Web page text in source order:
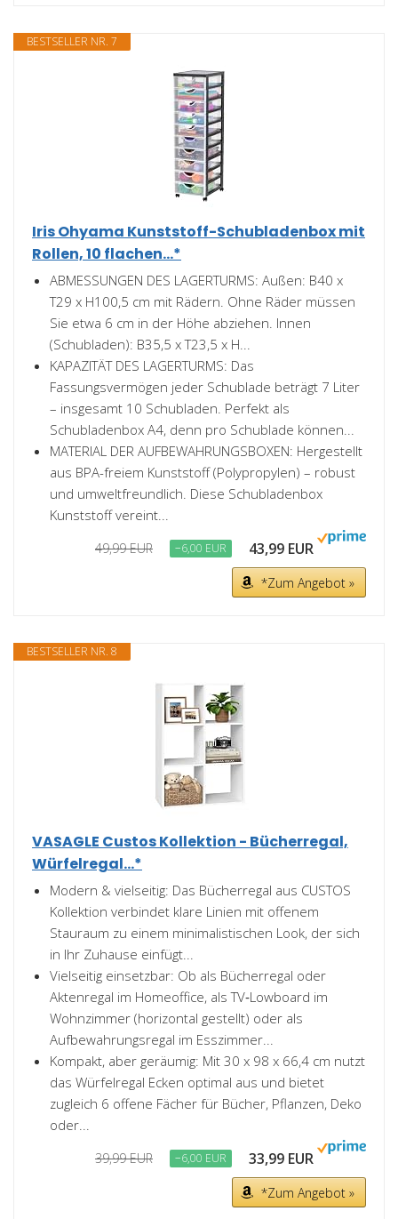
BESTSELLER NR. 7
Iris Ohyama Kunststoff-Schubladenbox mit
Rollen, 10 flachen...*
ABMESSUNGEN DES LAGERTURMS: Außen: B40 x
T29 x H100,5 cm mit Rädern. Ohne Räder müssen
Sie etwa 6 cm in der Höhe abziehen. Innen
(Schubladen): B35,5 x T23,5 x H...
KAPAZITÄT DES LAGERTURMS: Das
Fassungsvermögen jeder Schublade beträgt 7 Liter
– insgesamt 10 Schubladen. Perfekt als
Schubladenbox A4, denn pro Schublade können...
MATERIAL DER AUFBEWAHRUNGSBOXEN: Hergestellt
aus BPA-freiem Kunststoff (Polypropylen) – robust
und umweltfreundlich. Diese Schubladenbox
Kunststoff vereint...
49,99 EUR −6,00 EUR 43,99 EUR
*Zum Angebot »
BESTSELLER NR. 8
VASAGLE Custos Kollektion - Bücherregal,
Würfelregal...*
Modern & vielseitig: Das Bücherregal aus CUSTOS
Kollektion verbindet klare Linien mit offenem
Stauraum zu einem minimalistischen Look, der sich
in Ihr Zuhause einfügt...
Vielseitig einsetzbar: Ob als Bücherregal oder
Aktenregal im Homeoffice, als TV‑Lowboard im
Wohnzimmer (horizontal gestellt) oder als
Aufbewahrungsregal im Esszimmer...
Kompakt, aber geräumig: Mit 30 x 98 x 66,4 cm nutzt
das Würfelregal Ecken optimal aus und bietet
zugleich 6 offene Fächer für Bücher, Pflanzen, Deko
oder...
39,99 EUR −6,00 EUR 33,99 EUR
*Zum Angebot »